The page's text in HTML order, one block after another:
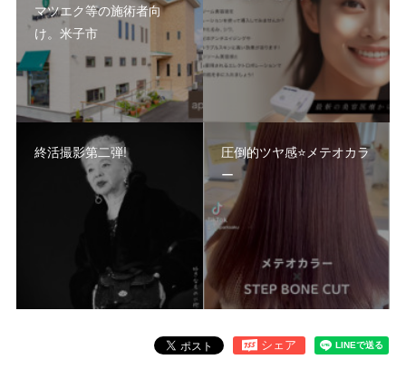
マツエク等の施術者向
け。米子市
終活撮影第二弾!
圧倒的ツヤ感⭐️メテオカラ
ー